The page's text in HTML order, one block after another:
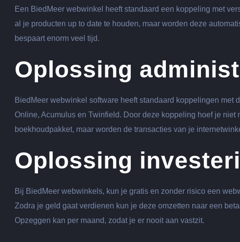
Een BiedMeer webwinkel heeft standaard een koppeling met
al je producten up to date te houden, maar worden deze
bespaart enorm veel tijd.
Oplossing
BiedMeer webwinkel software heeft standaard koppelingen
Online, Acumulus en Twinfield. Door deze koppeling hoef je
boekhoudpakket, maar worden de transacties van je
Oplossing
Bij BiedMeer webwinkels, kun je gratis en zonder risico een
Zodra je geld gaat verdienen kun je deze omzetten naar een
Opzeggen kan per maand, zodat je er nooit aan vastzit.